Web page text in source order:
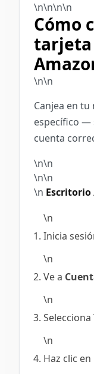
\n\n\n\n
Cómo
tarjeta
\n\n
Canjea en
específico —
cuenta
\n\n
\n\n
\n
\n
Inicia
\n
Ve a
\n
Selecciona
\n
Haz clic en